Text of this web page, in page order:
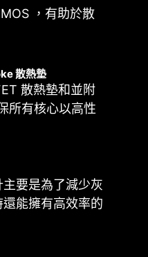
，有助於散
散熱墊
散熱墊和並附
所有核心以高性
要是為了減少灰
能擁有高效率的
定
動風扇
線。
扇
扇轉速百分比
境
模
風扇設定。